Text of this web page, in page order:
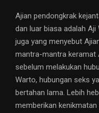
Ajian pendongkrak
dan luar biasa adalah Aji
juga yang menyebut
mantra-mantra keramat
sebelum melakukan
Warto, hubungan seks
bertahan lama. Lebih
memberikan